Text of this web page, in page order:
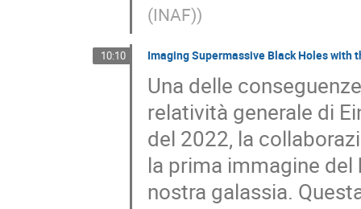
(INAF))
10:10 Imaging Supermassive Black Holes with
Una delle
relatività generale di
del 2022, la
la prima immagine
nostra galassia.